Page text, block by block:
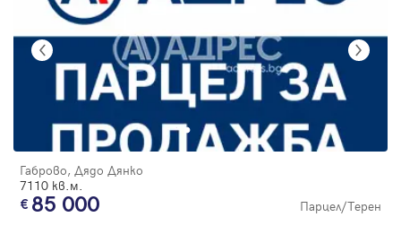
Габрово, Дядо Дянко
7110 кв.м.
85 000 Парцел/Терен